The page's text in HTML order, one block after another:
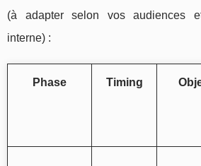
(à adapter selon vos audiences
interne) :
Phase Timing